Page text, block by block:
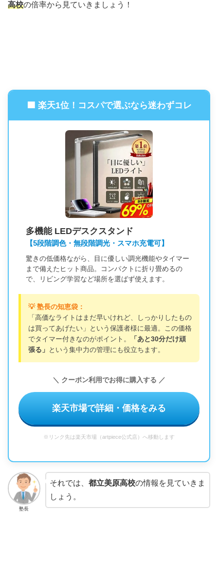
高校の倍率から見ていきましょう！
🟦 楽天1位！コスパで選ぶなら迷わずコレ
多機能 LEDデスクスタンド
【5段階調色・無段階調光・スマホ充電可】
驚きの低価格ながら、目に優しい調光機能やタイマー
まで備えたヒット商品。コンパクトに折り畳めるの
で、リビング学習など場所を選ばず使えます。
💡 塾長の知恵袋：
「高価なライトはまだ早いけれど、しっかりしたもの
は買ってあげたい」という保護者様に最適。この価格
でタイマー付きなのがポイント。
「あと30分だけ頑
張る」 という集中力の管理にも役立ちます。
＼ クーポン利用でお得に購入する ／
楽天市場で詳細・価格をみる
※リンク先は楽天市場（artpiece公式店）へ移動します
塾長
それでは、 都立美原高校の情報を見ていきま
しょう。